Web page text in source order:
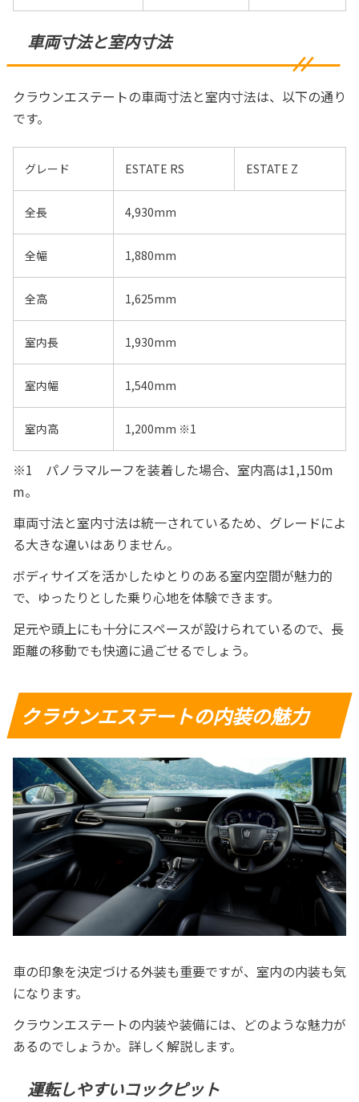
車両寸法と室内寸法
クラウンエステートの車両寸法と室内寸法は、以下の通り
です。
グレード ESTATE RS ESTATE Z
全長 4,930mm
全幅 1,880mm
全高 1,625mm
室内長 1,930mm
室内幅 1,540mm
室内高 1,200mm ※1
※1 パノラマルーフを装着した場合、室内高は1,150m
m。
車両寸法と室内寸法は統一されているため、グレードによ
る大きな違いはありません。
ボディサイズを活かしたゆとりのある室内空間が魅力的
で、ゆったりとした乗り心地を体験できます。
足元や頭上にも十分にスペースが設けられているので、長
距離の移動でも快適に過ごせるでしょう。
クラウンエステートの内装の魅力
車の印象を決定づける外装も重要ですが、室内の内装も気
になります。
クラウンエステートの内装や装備には、どのような魅力が
あるのでしょうか。詳しく解説します。
運転しやすいコックピット